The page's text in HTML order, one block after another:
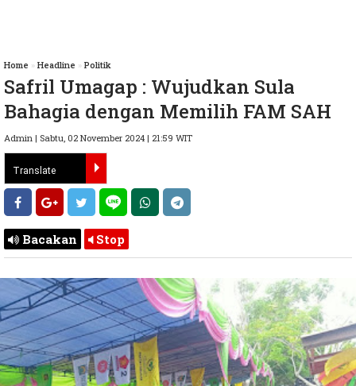
Home » Headline » Politik
Safril Umagap : Wujudkan Sula
Bahagia dengan Memilih FAM SAH
Admin | Sabtu, 02 November 2024 | 21:59 WIT
Bacakan Stop